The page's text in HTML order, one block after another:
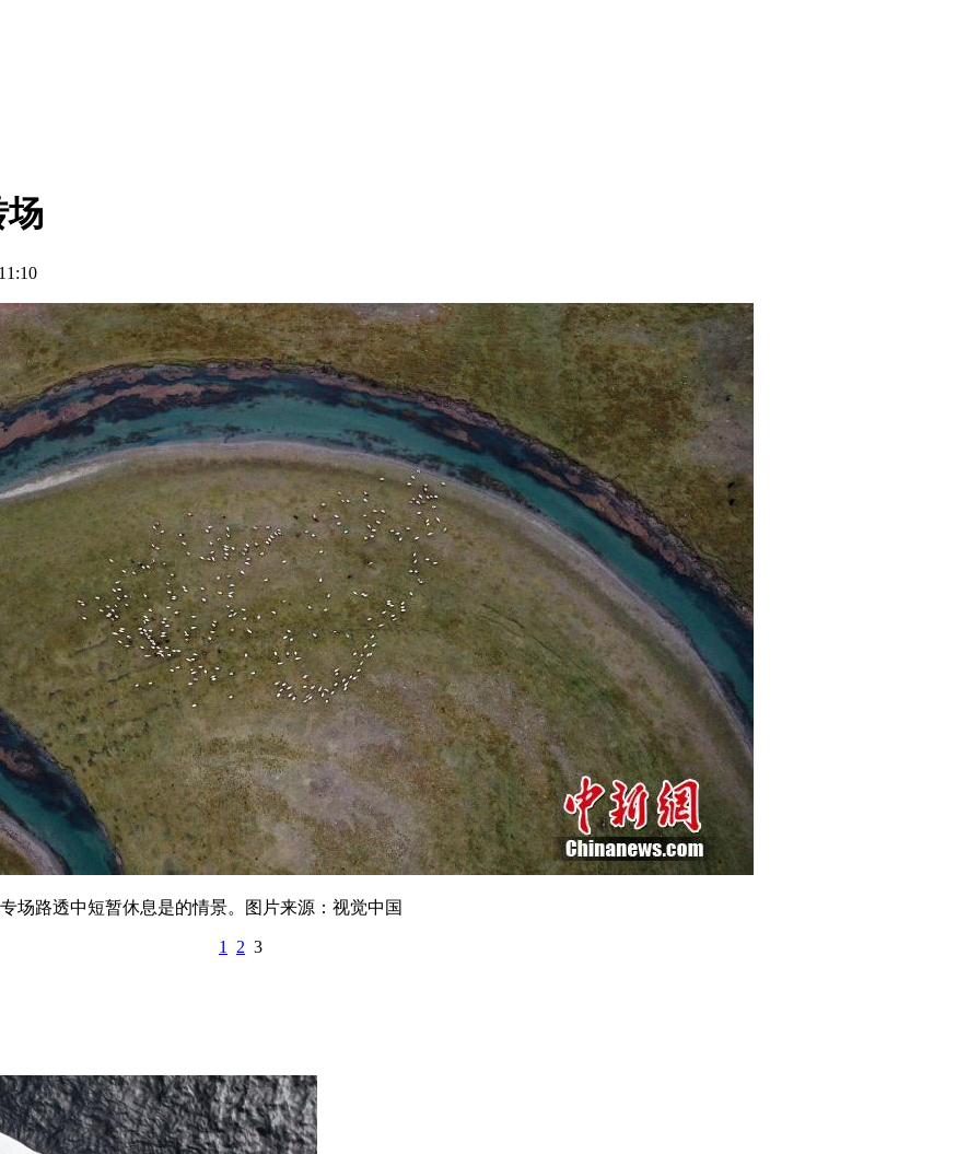
场
场路透中短暂休息是的情景。图片来源：视觉中国
1 2 3